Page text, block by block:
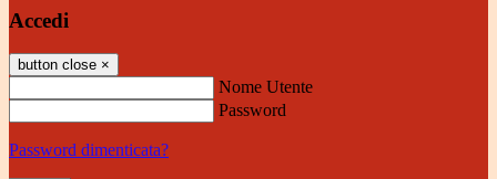
Accedi
button close ×
Nome Utente
Password
Password dimenticata?